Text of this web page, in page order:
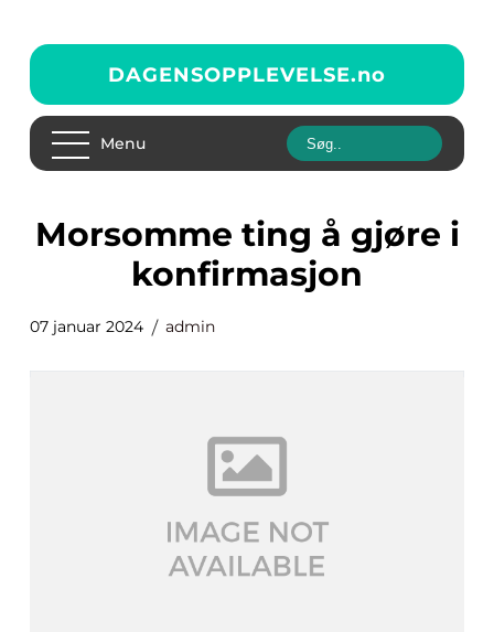
DAGENSOPPLEVELSE.no
Menu
morsomme ting å gjøre i
konfirmasjon
07 januar 2024 admin